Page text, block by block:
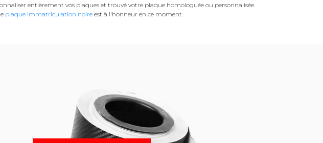
entièrement vos plaques et trouvé votre plaque homologuée ou personnalisée.
plaque immatriculation noire est à l'honneur en ce moment.